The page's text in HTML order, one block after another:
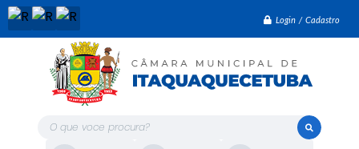
Login / Cadastro
O que voce procura?